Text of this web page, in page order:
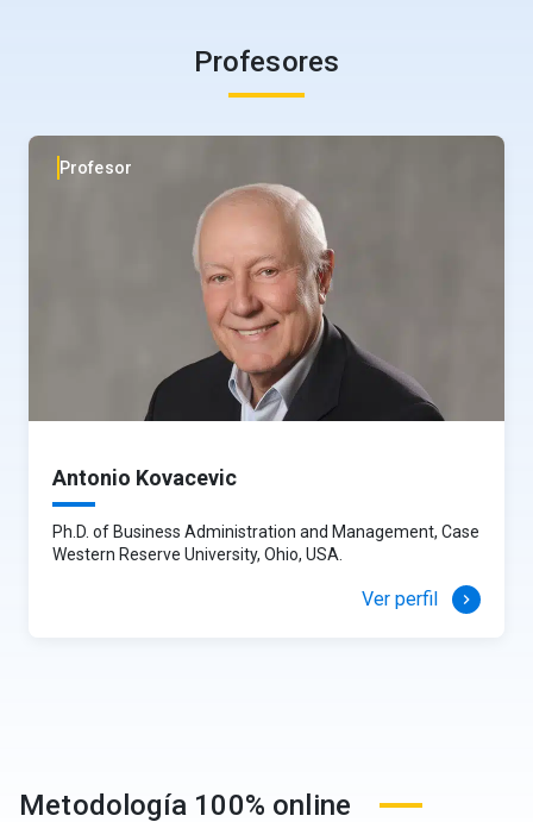
Profesores
Profesor
Antonio Kovacevic
Ph.D. of Business Administration and Management, Case
Western Reserve University, Ohio, USA.
Ver perfil keyboard_arrow_right
Metodología 100% online